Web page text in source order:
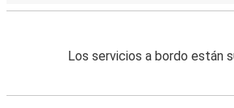
Los servicios a bordo están